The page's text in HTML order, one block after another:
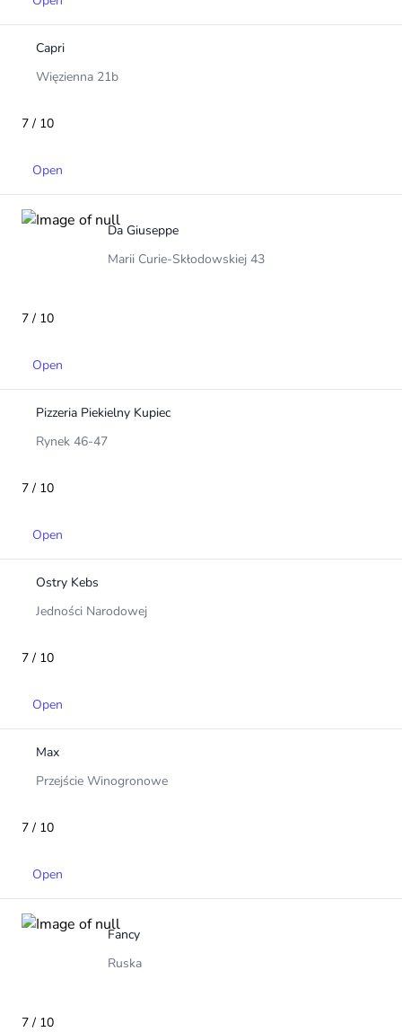
Capri
Więzienna 21b
7 / 10
Open
Da Giuseppe
Marii Curie-Skłodowskiej 43
7 / 10
Open
Pizzeria Piekielny Kupiec
Rynek 46-47
7 / 10
Open
Ostry Kebs
Jedności Narodowej
7 / 10
Open
Max
Przejście Winogronowe
7 / 10
Open
Fancy
Ruska
7 / 10